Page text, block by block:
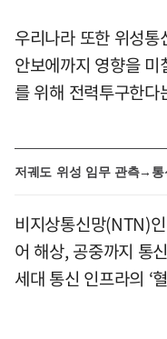
우리나라 또한 위성
안보에까지 영향을
를 위해 전력투구한다
저궤도 위성 임무 관측→
비지상통신망(NTN)
어 해상, 공중까지 통
세대 통신 인프라의 ‘